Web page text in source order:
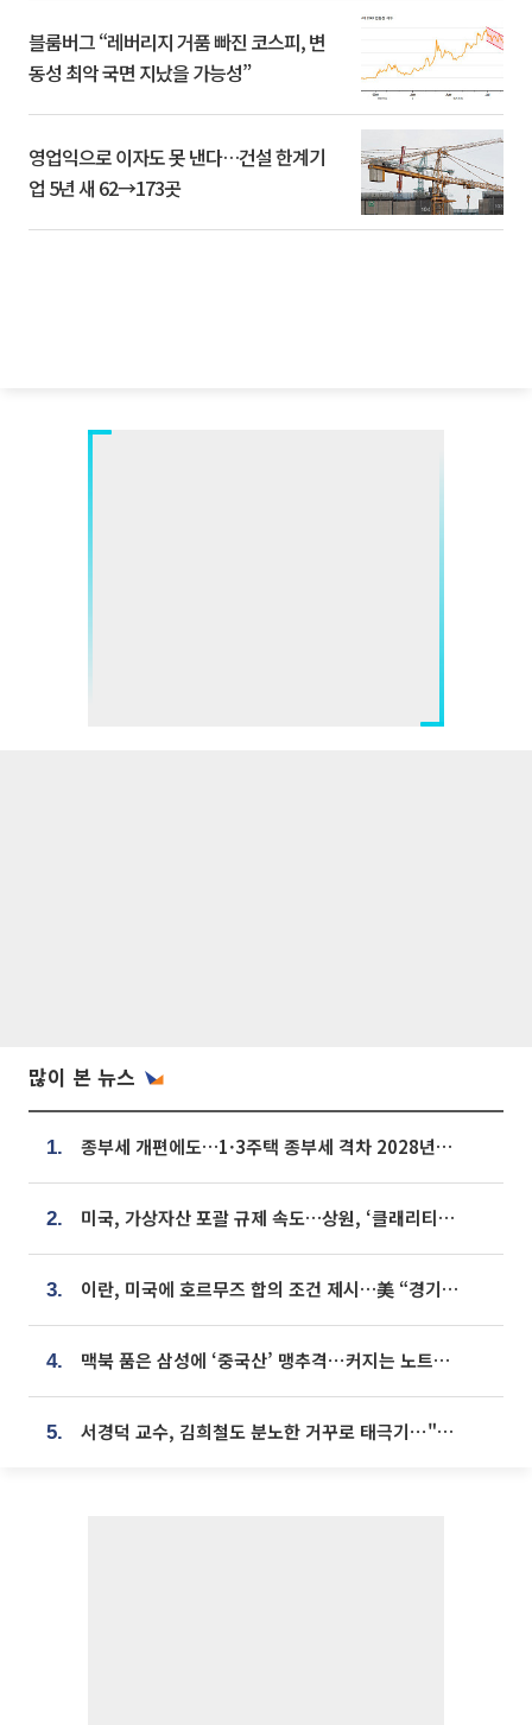
블룸버그 “레버리지 거품 빠진 코스피, 변
동성 최악 국면 지났을 가능성”
영업익으로 이자도 못 낸다…건설 한계기
업 5년 새 62→173곳
많이 본 뉴스
1. 종부세 개편에도…1·3주택 종부세 격차 2028년부터 확대
2. 미국, 가상자산 포괄 규제 속도…상원, ‘클래리티법’ 9월 절차투표 추진
3. 이란, 미국에 호르무즈 합의 조건 제시…美 “경기 아직 안 끝나” [종합]
4. 맥북 품은 삼성에 ‘중국산’ 맹추격⋯커지는 노트북 OLED 시장
5. 서경덕 교수, 김희철도 분노한 거꾸로 태극기⋯"엉터리는 아냐, 아쉬울 뿐"